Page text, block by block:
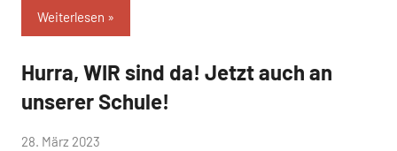
Weiterlesen
Allgemein
Hurra, WIR sind da! Jetzt auch an
unserer Schule!
von
28. März 2023